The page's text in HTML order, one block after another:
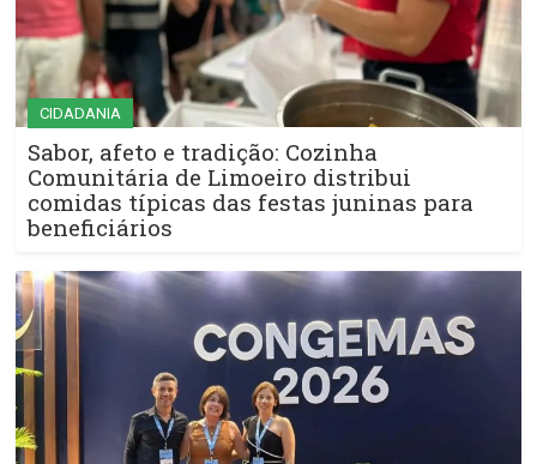
CIDADANIA
Sabor, afeto e tradição: Cozinha
Comunitária de Limoeiro distribui
comidas típicas das festas juninas para
beneficiários